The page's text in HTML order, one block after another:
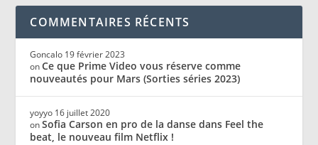
COMMENTAIRES RÉCENTS
Goncalo 19 février 2023
onCe que Prime Video vous réserve comme
nouveautés pour Mars (Sorties séries 2023)
yoyyo 16 juillet 2020
onSofia Carson en pro de la danse dans Feel the
beat, le nouveau film Netflix !